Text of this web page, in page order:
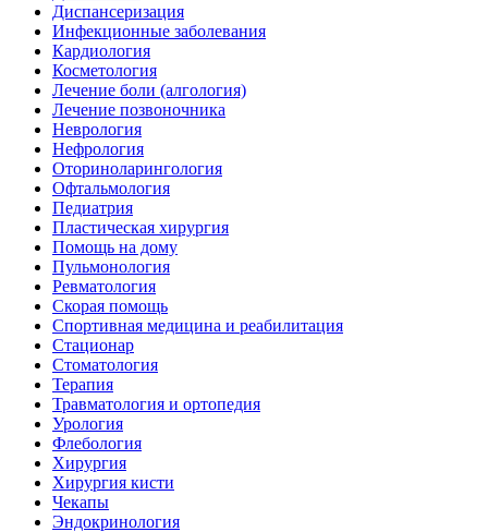
Диспансеризация
Инфекционные заболевания
Кардиология
Косметология
Лечение боли (алгология)
Лечение позвоночника
Неврология
Нефрология
Оториноларингология
Офтальмология
Педиатрия
Пластическая хирургия
Помощь на дому
Пульмонология
Ревматология
Скорая помощь
Спортивная медицина и реабилитация
Стационар
Стоматология
Терапия
Травматология и ортопедия
Урология
Флебология
Хирургия
Хирургия кисти
Чекапы
Эндокринология